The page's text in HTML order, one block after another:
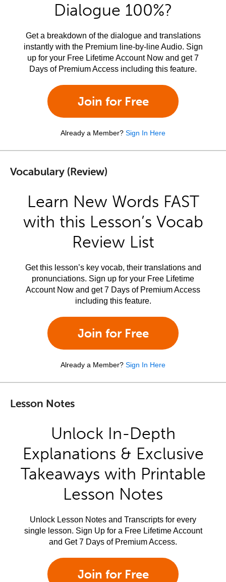
Dialogue 100%?
Get a breakdown of the dialogue and translations
instantly with the Premium line-by-line Audio. Sign
up for your Free Lifetime Account Now and get 7
Days of Premium Access including this feature.
Join for Free
Already a Member? Sign In Here
Vocabulary (Review)
Learn New Words FAST
with this Lesson’s Vocab
Review List
Get this lesson’s key vocab, their translations and
pronunciations. Sign up for your Free Lifetime
Account Now and get 7 Days of Premium Access
including this feature.
Join for Free
Already a Member? Sign In Here
Lesson Notes
Unlock In-Depth
Explanations & Exclusive
Takeaways with Printable
Lesson Notes
Unlock Lesson Notes and Transcripts for every
single lesson. Sign Up for a Free Lifetime Account
and Get 7 Days of Premium Access.
Join for Free